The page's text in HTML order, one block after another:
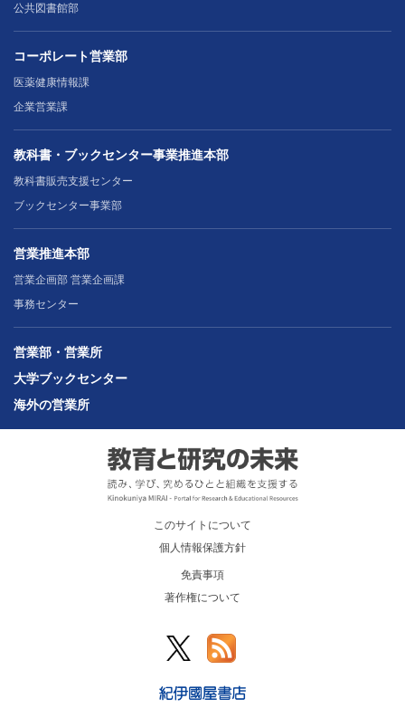
公共図書館部
コーポレート営業部
医薬健康情報課
企業営業課
教科書・ブックセンター事業推進本部
教科書販売支援センター
ブックセンター事業部
営業推進本部
営業企画部 営業企画課
事務センター
営業部・営業所
大学ブックセンター
海外の営業所
このサイトについて
個人情報保護方針
免責事項
著作権について